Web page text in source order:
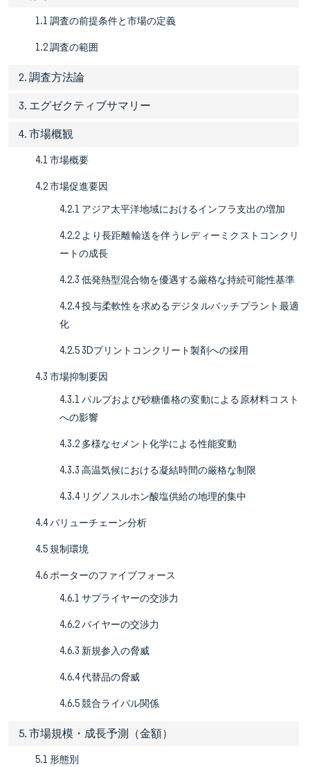
1.1 調査の前提条件と市場の定義
1.2 調査の範囲
2. 調査方法論
3. エグゼクティブサマリー
4. 市場概観
4.1 市場概要
4.2 市場促進要因
4.2.1 アジア太平洋地域におけるインフラ支出の増加
4.2.2 より長距離輸送を伴うレディーミクストコンクリ
ートの成長
4.2.3 低発熱型混合物を優遇する厳格な持続可能性基準
4.2.4 投与柔軟性を求めるデジタルバッチプラント最適
化
4.2.5 3Dプリントコンクリート製剤への採用
4.3 市場抑制要因
4.3.1 パルプおよび砂糖価格の変動による原材料コスト
への影響
4.3.2 多様なセメント化学による性能変動
4.3.3 高温気候における凝結時間の厳格な制限
4.3.4 リグノスルホン酸塩供給の地理的集中
4.4 バリューチェーン分析
4.5 規制環境
4.6 ポーターのファイブフォース
4.6.1 サプライヤーの交渉力
4.6.2 バイヤーの交渉力
4.6.3 新規参入の脅威
4.6.4 代替品の脅威
4.6.5 競合ライバル関係
5. 市場規模・成長予測（金額）
5.1 形態別